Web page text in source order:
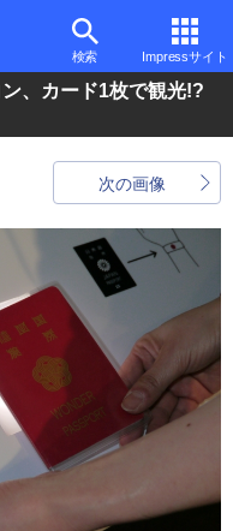
検索 Impressサイト
、カード1枚で観光!?
次の画像